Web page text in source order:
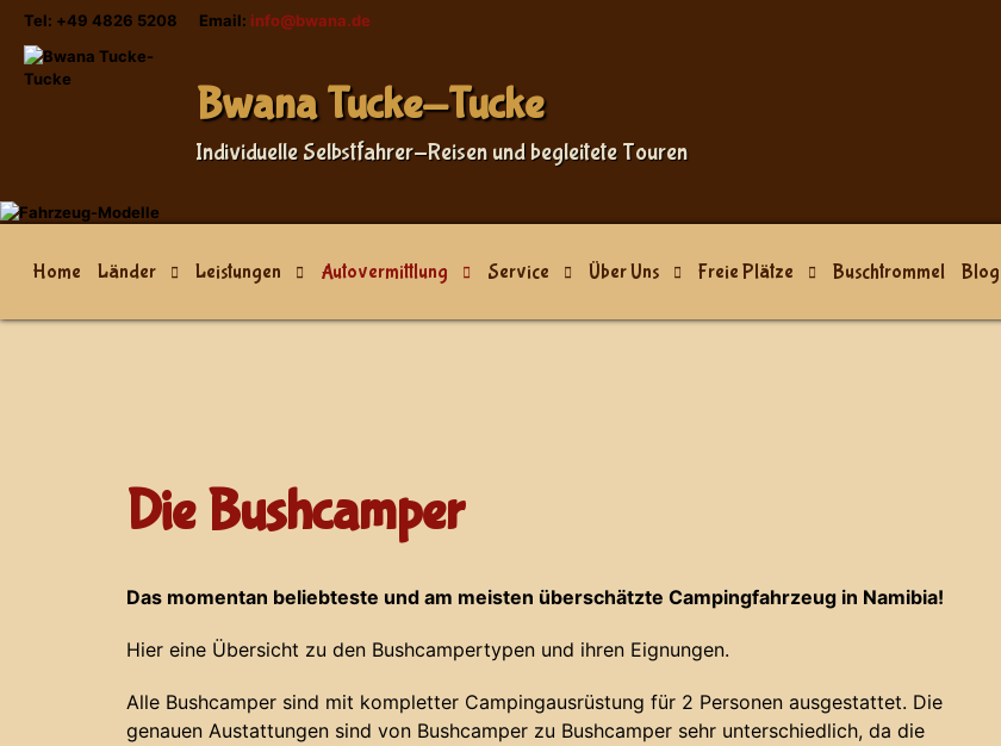
Tel: +49 4826 5208 Email: info@bwana.de
Sprache auswählen
Bwana Tucke-Tucke
Individuelle Selbstfahrer-Reisen und begleitete Touren
Home Länder Leistungen Autovermittlung Service Über Uns Freie Plätze Buschtrommel Blog
Die Bushcamper
Das momentan beliebteste und am meisten überschätzte Campingfahrzeug in Namibia!
Hier eine Übersicht zu den Bushcampertypen und ihren Eignungen.
Alle Bushcamper sind mit kompletter Campingausrüstung für 2 Personen ausgestattet. Die
genauen Austattungen sind von Bushcamper zu Bushcamper sehr unterschiedlich, da die